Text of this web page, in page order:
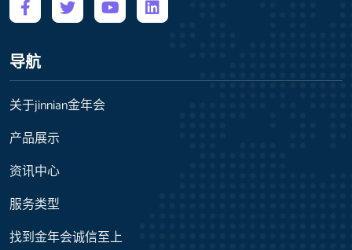
导航
关于jinnian金年会
产品展示
资讯中心
服务类型
找到金年会诚信至上